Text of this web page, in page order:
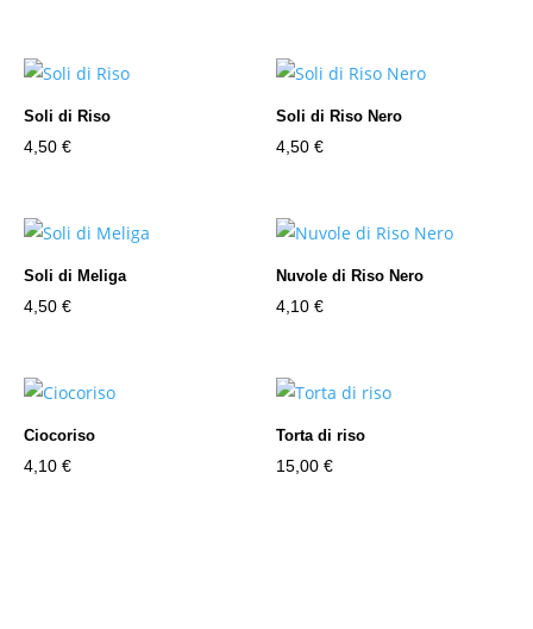
Soli di Riso
4,50 €
Soli di Riso Nero
4,50€
Soli di Meliga
4,50 €
Nuvole di Riso Nero
4,10€
Ciocoriso
4,10 €
Torta di riso
15,00€